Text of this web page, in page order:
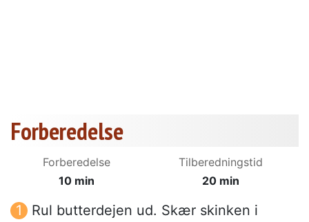
Forberedelse
Forberedelse
10 min
Tilberedningstid
20 min
Rul butterdejen ud. Skær skinken i